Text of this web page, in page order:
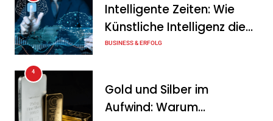
Fundament
6. August 2026
Intelligente Zeiten: Wie
Künstliche Intelligenz die
Geschäftswelt verändert
BUSINESS & ERFOLG
4
Gold und Silber im
Aufwind: Warum